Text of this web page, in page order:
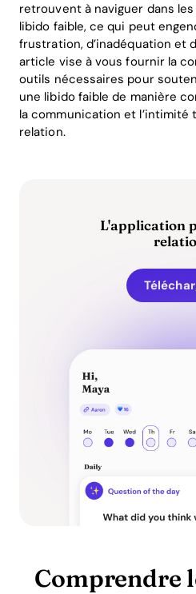
retrouvent à naviguer dans
libido faible, ce qui peut
frustration, d’inadéquation et
article vise à vous fournir la
outils nécessaires pour
une libido faible de manière
la communication et
relation.
L'application
Comprendre